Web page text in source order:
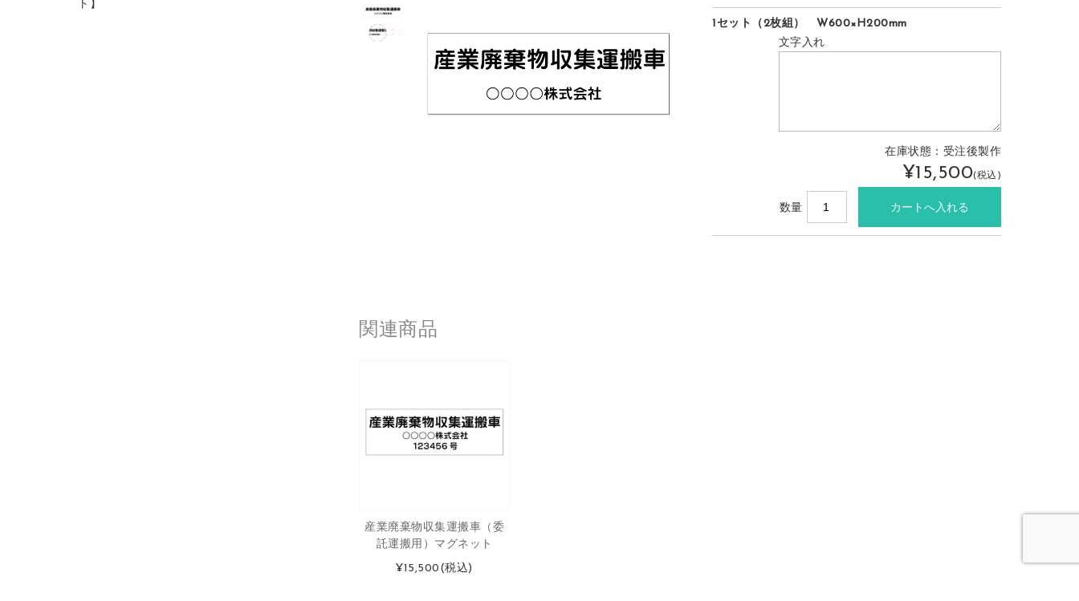
1セット（2枚組） W600×H200mm
文字入れ
在庫状態：受注後製作
¥15,500(税込)
数量
関連商品
産業廃棄物収集運搬車（委
託運搬用）マグネット
¥15,500 (税込)
ト】